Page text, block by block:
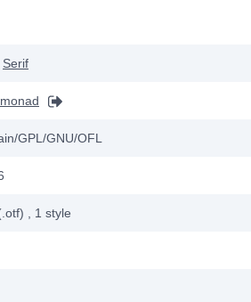
Serif
GPL/GNU/OFL
, 1 style